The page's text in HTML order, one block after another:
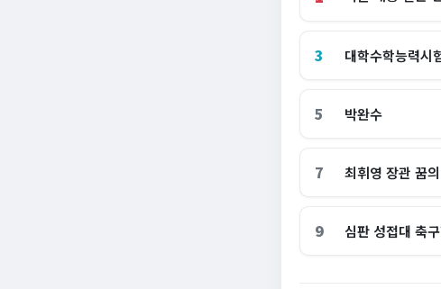
3 대학수학능력시
5 박완수
7 최휘영 장관 꿈
9 심판 성접대 축